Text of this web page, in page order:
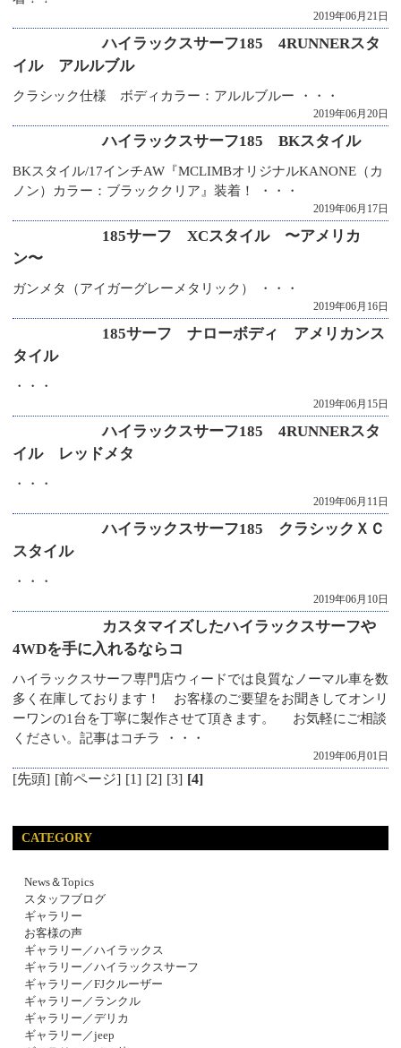
2019年06月21日
ハイラックスサーフ185 4RUNNERスタ
イル アルルブル
クラシック仕様 ボディカラー：アルルブルー ・・・
2019年06月20日
ハイラックスサーフ185 BKスタイル
BKスタイル/17インチAW『MCLIMBオリジナルKANONE（カ
ノン）カラー：ブラッククリア』装着！ ・・・
2019年06月17日
185サーフ XCスタイル 〜アメリカ
ン〜
ガンメタ（アイガーグレーメタリック） ・・・
2019年06月16日
185サーフ ナローボディ アメリカンス
タイル
・・・
2019年06月15日
ハイラックスサーフ185 4RUNNERスタ
イル レッドメタ
・・・
2019年06月11日
ハイラックスサーフ185 クラシックＸＣ
スタイル
・・・
2019年06月10日
カスタマイズしたハイラックスサーフや
4WDを手に入れるならコ
ハイラックスサーフ専門店ウィードでは良質なノーマル車を数
多く在庫しております！ お客様のご要望をお聞きしてオンリ
ーワンの1台を丁寧に製作させて頂きます。 お気軽にご相談
ください。記事はコチラ ・・・
2019年06月01日
[先頭] [前ページ] [1] [2] [3] [4]
CATEGORY
News＆Topics
スタッフブログ
ギャラリー
お客様の声
ギャラリー／ハイラックス
ギャラリー／ハイラックスサーフ
ギャラリー／FJクルーザー
ギャラリー／ランクル
ギャラリー／デリカ
ギャラリー／jeep